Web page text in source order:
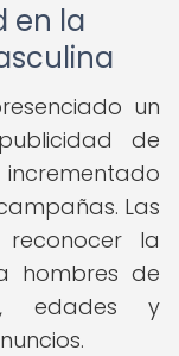
en la
un
de
Las
la
hombres de
edades y